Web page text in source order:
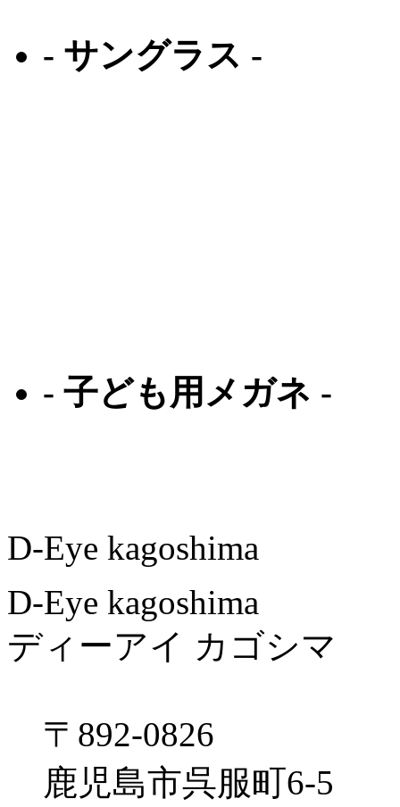
- サングラス -
- 子ども用メガネ -
D-Eye kagoshima
D-Eye kagoshima
ディーアイ カゴシマ
〒892-0826
鹿児島市呉服町6-5